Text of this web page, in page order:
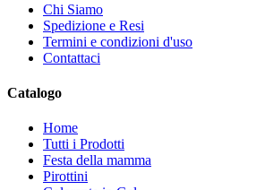
Chi Siamo
Spedizione e Resi
Termini e condizioni d'uso
Contattaci
Catalogo
Home
Tutti i Prodotti
Festa della mamma
Pirottini